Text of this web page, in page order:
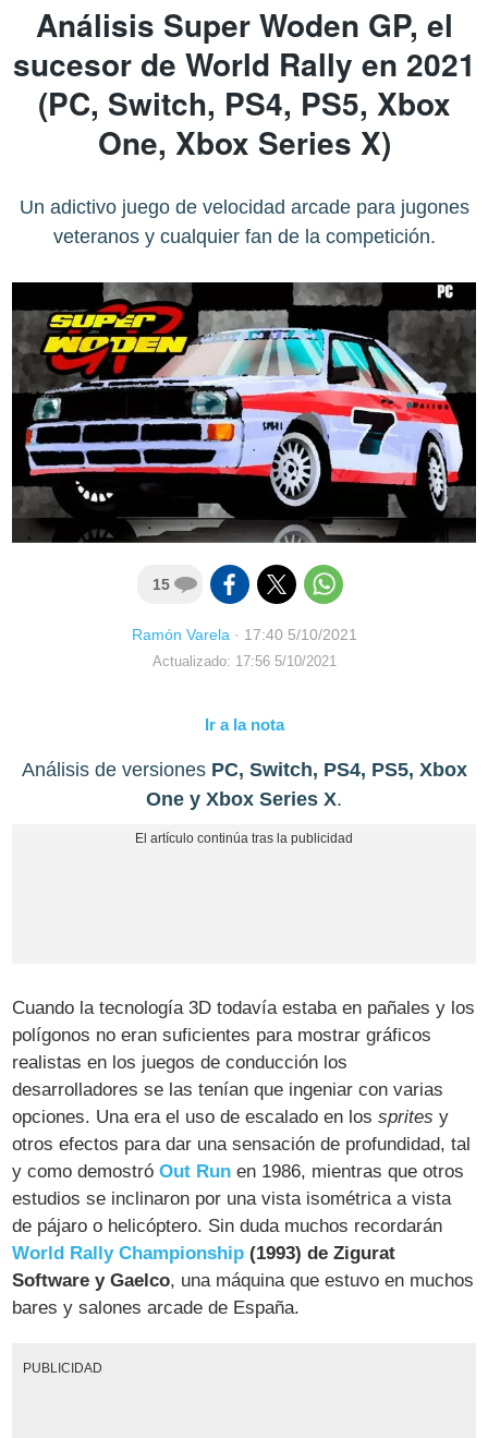
Análisis Super Woden GP, el
sucesor de World Rally en 2021
(PC, Switch, PS4, PS5, Xbox
One, Xbox Series X)
Un adictivo juego de velocidad arcade para jugones
veteranos y cualquier fan de la competición.
15
Ramón Varela · 17:40 5/10/2021
Actualizado: 17:56 5/10/2021
Ir a la nota
Análisis de versiones PC, Switch, PS4, PS5, Xbox
One y Xbox Series X.
Cuando la tecnología 3D todavía estaba en pañales y los
polígonos no eran suficientes para mostrar gráficos
realistas en los juegos de conducción los
desarrolladores se las tenían que ingeniar con varias
opciones. Una era el uso de escalado en lossprites y
otros efectos para dar una sensación de profundidad, tal
y como demostróOut Run en 1986, mientras que otros
estudios se inclinaron por una vista isométrica a vista
de pájaro o helicóptero. Sin duda muchos recordarán
World Rally Championship (1993) de Zigurat
Software y Gaelco, una máquina que estuvo en muchos
bares y salones arcade de España.
PUBLICIDAD